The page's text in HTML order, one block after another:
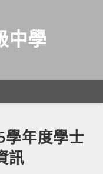
中學
學年度學士
訊